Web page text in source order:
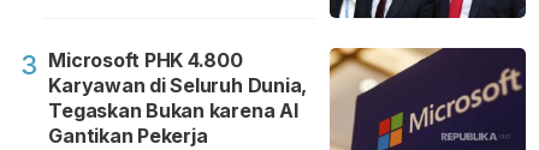
3 Microsoft PHK 4.800
Karyawan di Seluruh Dunia,
Tegaskan Bukan karena AI
Gantikan Pekerja